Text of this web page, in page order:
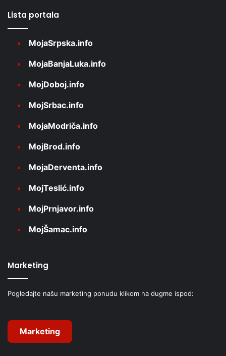
Lista portala
MojaSrpska.info
MojaBanjaLuka.info
MojDoboj.info
MojSrbac.info
MojaModriča.info
MojBrod.info
MojaDerventa.info
MojTeslić.info
MojPrnjavor.info
MojŠamac.info
Marketing
Pogledajte našu marketing ponudu klikom na dugme ispod:
Marketing